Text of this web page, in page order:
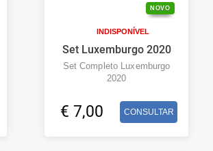
NOVO
INDISPONÍVEL
Set Luxemburgo 2020
Set Completo Luxemburgo
2020
€ 7,00 CONSULTAR